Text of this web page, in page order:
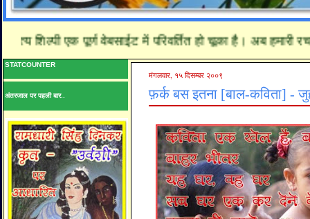
एक पूर्ण वेबसाईट में परिवर्तित हो चूका है। अब हमारी
STATCOUNTER
अंतरजाल पर पहली बार..
मंगलवार, १५ दिसम्बर २००९
फ़र्क बस इतना [बाल-कविता] -